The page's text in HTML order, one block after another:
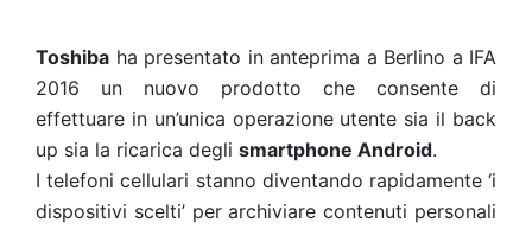
Toshiba ha presentato in anteprima a Berlino a IFA
2016 un nuovo prodotto che consente di
effettuare in un’unica operazione utente sia il back
up sia la ricarica degli smartphone Android.
I telefoni cellulari stanno diventando rapidamente ‘i
dispositivi scelti’ per archiviare contenuti personali